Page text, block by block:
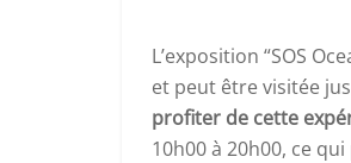
L’exposition “SOS
et peut être visitée
profiter de cette
10h00 à 20h00, ce